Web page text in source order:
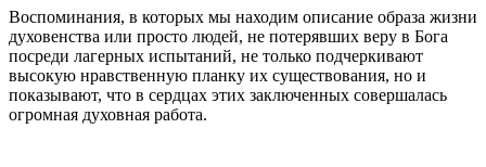
Воспоминания, в которых мы находим описание образа жизни
духовенства или просто людей, не потерявших веру в Бога
посреди лагерных испытаний, не только подчеркивают
высокую нравственную планку их существования, но и
показывают, что в сердцах этих заключенных совершалась
огромная духовная работа.